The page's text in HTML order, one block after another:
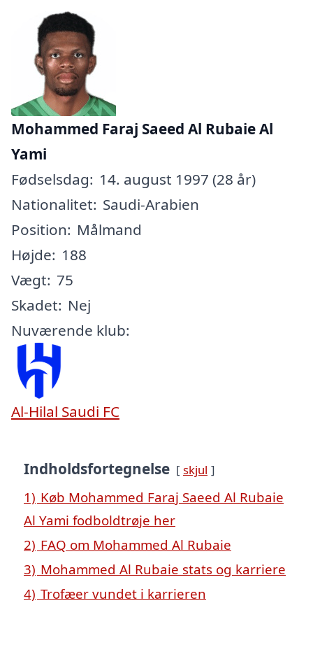
Mohammed Faraj Saeed Al Rubaie Al
Yami
Fødselsdag: 14. august 1997 (28 år)
Nationalitet: Saudi-Arabien
Position: Målmand
Højde: 188
Vægt: 75
Skadet: Nej
Nuværende klub:
Al-Hilal Saudi FC
Indholdsfortegnelse skjul
1) Køb Mohammed Faraj Saeed Al Rubaie
Al Yami fodboldtrøje her
2) FAQ om Mohammed Al Rubaie
3) Mohammed Al Rubaie stats og karriere
4) Trofæer vundet i karrieren